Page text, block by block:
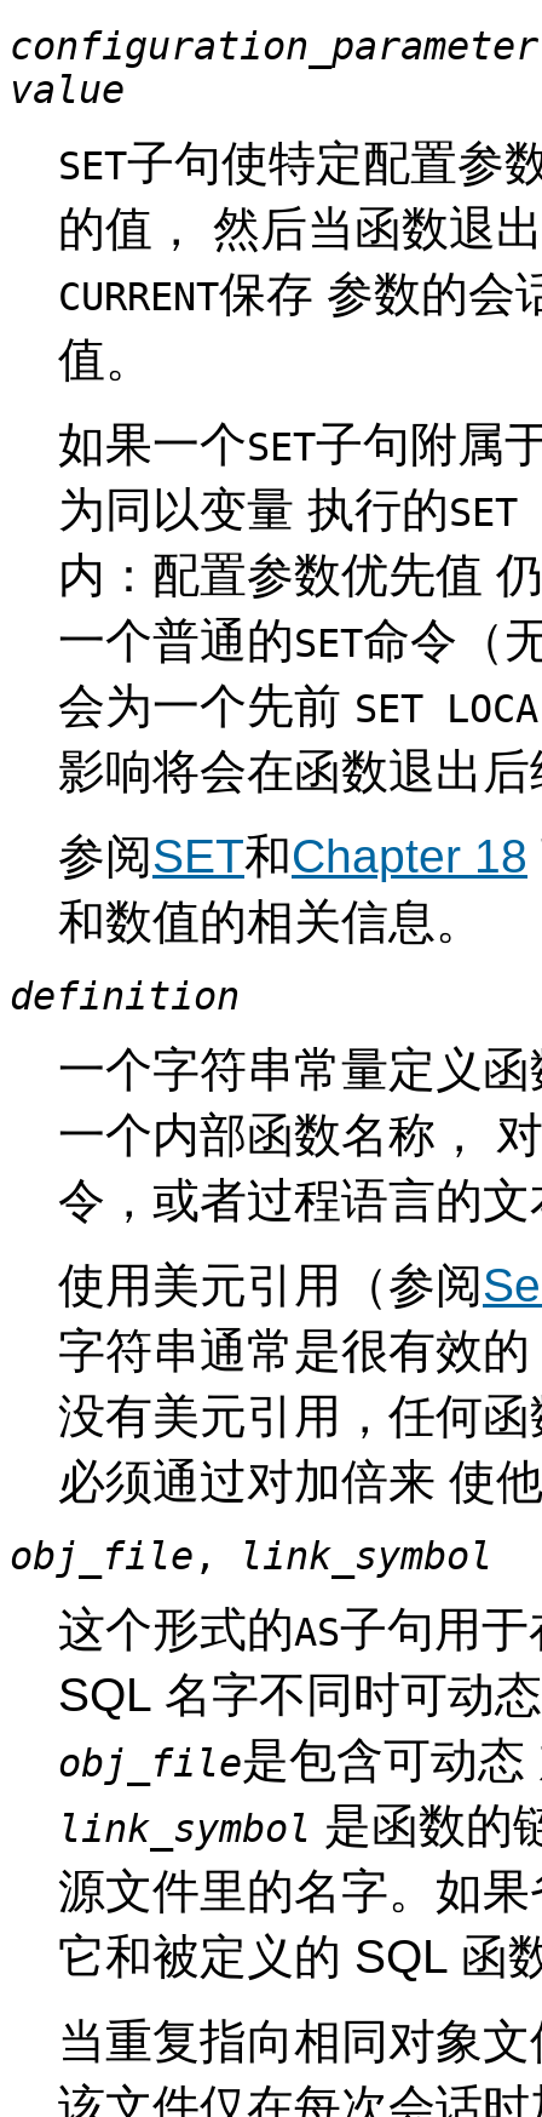
configuration_parameter
value
SET子句使特定配置参
的值， 然后当函数退
CURRENT保存 参数的会
值。
如果一个SET子句附属
为同以变量 执行的SET
内：配置参数优先值
一个普通的SET命令（
会为一个先前 SET
影响将会在函数退出
参阅SET和Chapter 18
和数值的相关信息。
definition
一个字符串常量定义
一个内部函数名称，
令，或者过程语言的文
使用美元引用（参阅
字符串通常是很有效
没有美元引用，任何
必须通过对加倍来 使
obj_file , link_symbol
这个形式的AS子句用
SQL 名字不同时可动
obj_file是包含可动
link_symbol 是函数的
源文件里的名字。如
它和被定义的 SQL 函
当重复指向相同对象